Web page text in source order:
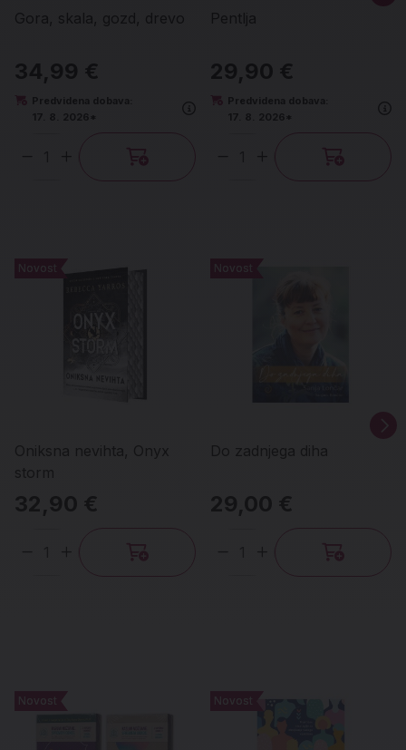
Gora, skala, gozd, drevo
34,99 €
Predvidena dobava:
17. 8. 2026*
Količina
Pentlja
29,90 €
Predvidena dobava:
17. 8. 2026*
Količina
Novost
Oniksna nevihta, Onyx
storm
Novost
32,90 €
Količina
Novost
Do zadnjega diha
Novost
29,00 €